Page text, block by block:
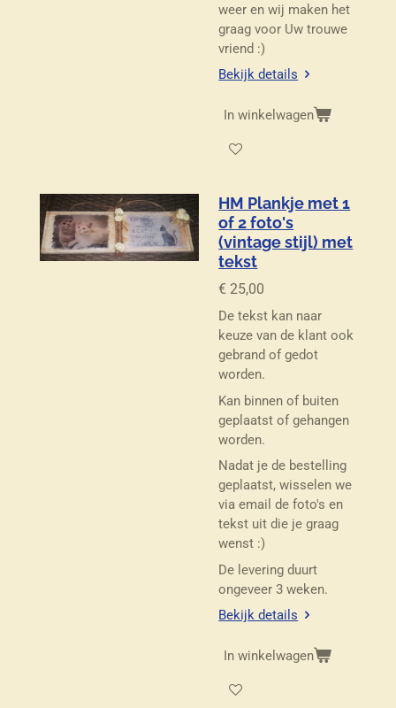
weer en wij maken het
graag voor Uw trouwe
vriend :)
Bekijk details
In winkelwagen
HM Plankje met 1
of 2 foto's
(vintage stijl) met
tekst
€ 25,00
De tekst kan naar
keuze van de klant ook
gebrand of gedot
worden.
Kan binnen of buiten
geplaatst of gehangen
worden.
Nadat je de bestelling
geplaatst, wisselen we
via email de foto's en
tekst uit die je graag
wenst :)
De levering duurt
ongeveer 3 weken.
Bekijk details
In winkelwagen